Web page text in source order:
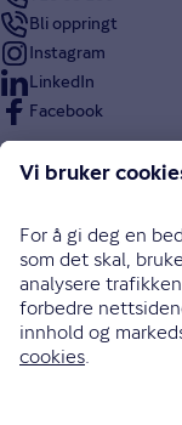
Bli oppringt
Instagram
LinkedIn
Facebook
Endre
Personvern og sikkerhet
Vilkår for bruk av
Sammenlign prisene
Finansportalen.no
Opphavsrett ©